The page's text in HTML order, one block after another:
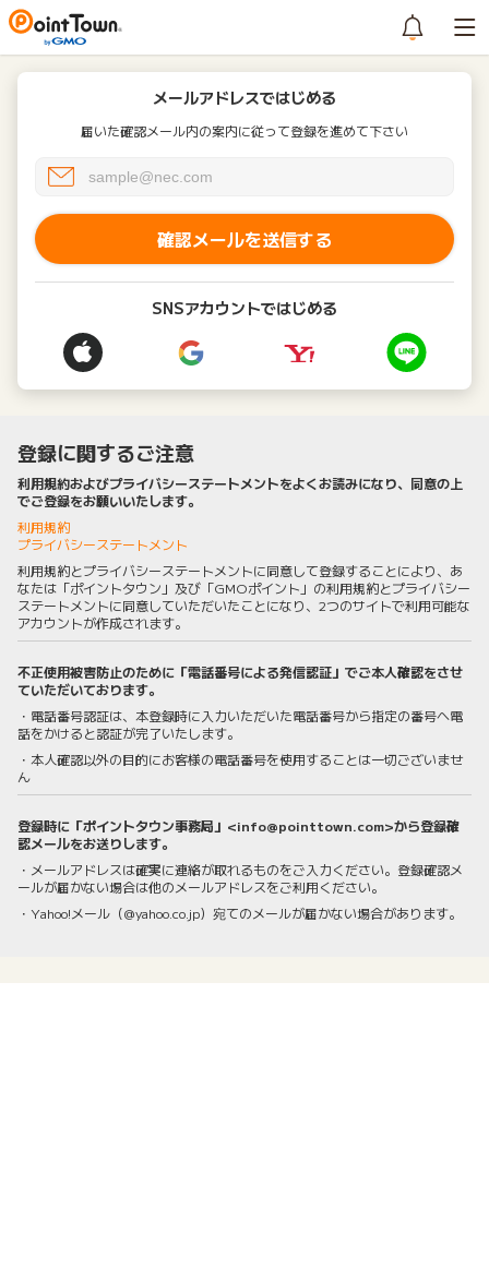
メールアドレスではじめる
届いた確認メール内の案内に従って登録を進めて下さい
確認メールを送信する
SNSアカウントではじめる
登録に関するご注意
利用規約およびプライバシーステートメントをよくお読みになり、同意の上
でご登録をお願いいたします。
利用規約
プライバシーステートメント
利用規約とプライバシーステートメントに同意して登録することにより、あ
なたは「ポイントタウン」及び「GMOポイント」の利用規約とプライバシー
ステートメントに同意していただいたことになり、2つのサイトで利用可能な
アカウントが作成されます。
不正使用被害防止のために「電話番号による発信認証」でご本人確認をさせ
ていただいております。
・電話番号認証は、本登録時に入力いただいた電話番号から指定の番号へ電
話をかけると認証が完了いたします。
・本人確認以外の目的にお客様の電話番号を使用することは一切ございませ
ん
登録時に「ポイントタウン事務局」<info@pointtown.com>から登録確
認メールをお送りします。
・メールアドレスは確実に連絡が取れるものをご入力ください。登録確認メ
ールが届かない場合は他のメールアドレスをご利用ください。
・Yahoo!メール（@yahoo.co.jp）宛てのメールが届かない場合があります。